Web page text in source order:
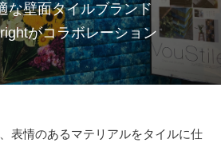
な壁面タイルブランド
がコラボレーション
表情のあるマテリアルをタイルに仕